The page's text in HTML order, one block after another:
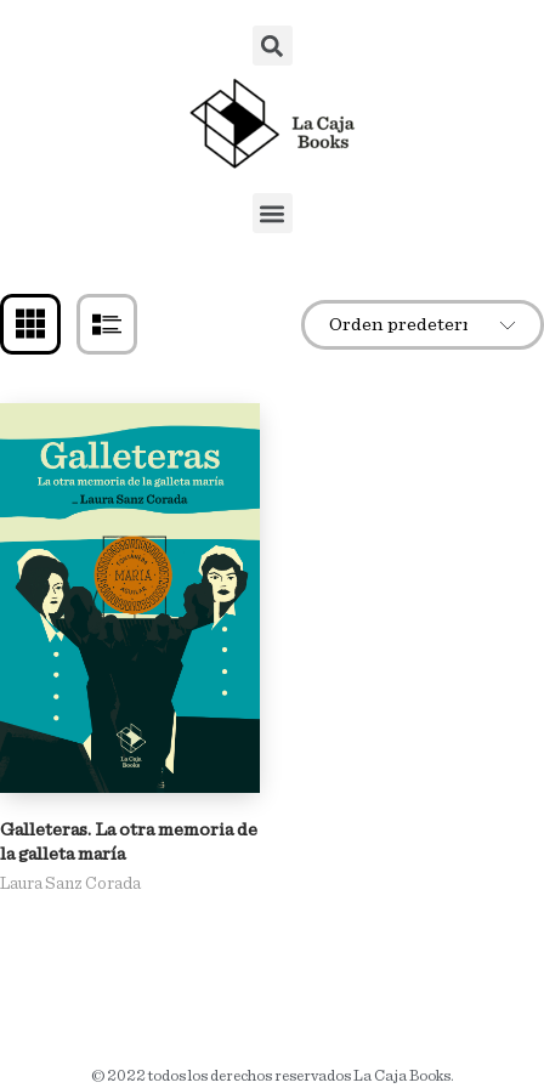
Galleteras. La otra memoria de
la galleta maría
Laura Sanz Corada
© 2022 todos los derechos reservados La Caja Books.